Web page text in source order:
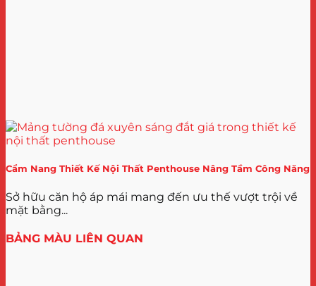
Cẩm Nang Thiết Kế Nội Thất Penthouse Nâng Tầm Công Năng
Sở hữu căn hộ áp mái mang đến ưu thế vượt trội về
mặt bằng...
BẢNG MÀU LIÊN QUAN